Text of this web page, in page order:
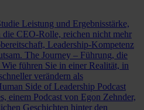
Leistung und Ergebnisstärke,
CEO-Rolle, reichen nicht mehr
Leadership-Kompetenz
The Journey – Führung, die
Wie führen Sie in einer Realität, in
verändern als
Side of Leadership Podcast
einem Podcast von Egon Zehnder,
Geschichten hinter den